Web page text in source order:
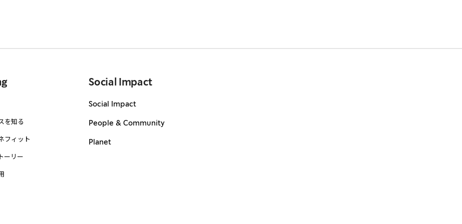
を知る
フィット
ーリー
Social Impact
Social Impact
People & Community
Planet